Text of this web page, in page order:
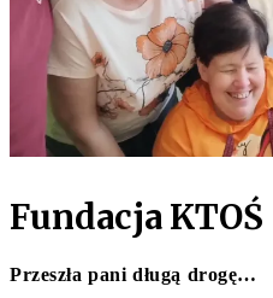
Fundacja KTOŚ
Przeszła pani długą drogę…